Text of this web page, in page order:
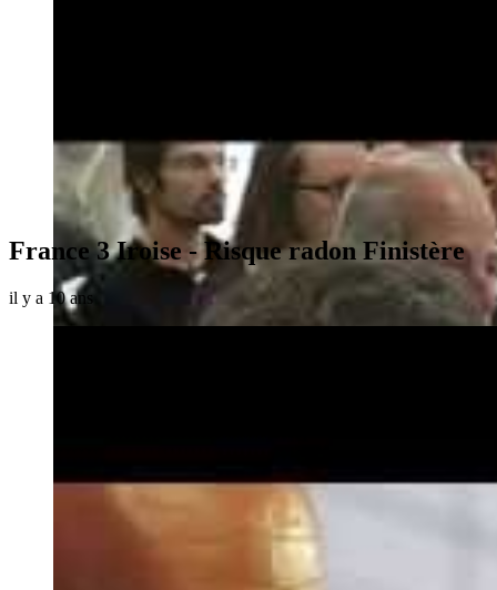
France 3 Iroise - Risque radon Finistère
il y a 10 ans